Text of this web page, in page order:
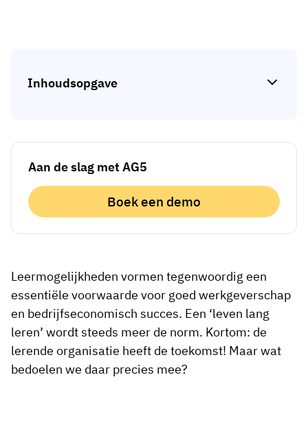
Prognoses & trends
Inhoudsopgave
Aan de slag met AG5
Boek een demo
Leermogelijkheden vormen tegenwoordig een
essentiële voorwaarde voor goed werkgeverschap
en bedrijfseconomisch succes. Een ‘leven lang
leren’ wordt steeds meer de norm. Kortom: de
lerende organisatie heeft de toekomst! Maar wat
bedoelen we daar precies mee?